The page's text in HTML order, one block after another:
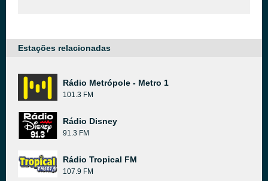
Estações relacionadas
Rádio Metrópole - Metro 1
101.3 FM
Rádio Disney
91.3 FM
Rádio Tropical FM
107.9 FM